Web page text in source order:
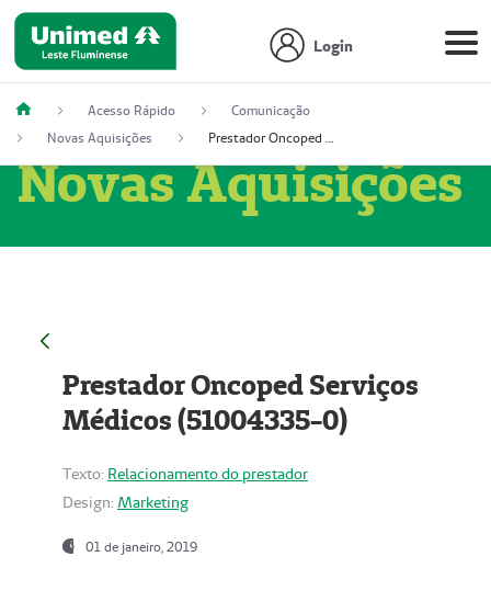
Login
Acesso Rápido
Comunicação
Novas Aquisições
Prestador Oncoped Serviços Médicos (51004335-0)
Novas Aquisições
Prestador Oncoped Serviços
Médicos (51004335-0)
Texto: Relacionamento do prestador
Design: Marketing
01 de janeiro, 2019